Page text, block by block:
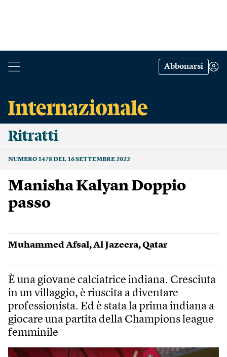
Abbonarsi
Ritratti
NUMERO 1478 DEL 16 SETTEMBRE 2022
Manisha Kalyan Doppio
passo
Muhammed Afsal,Al Jazeera,Qatar
È una giovane calciatrice indiana. Cresciuta
in un villaggio, è riuscita a diventare
professionista. Ed è stata la prima indiana a
giocare una partita della Champions league
femminile